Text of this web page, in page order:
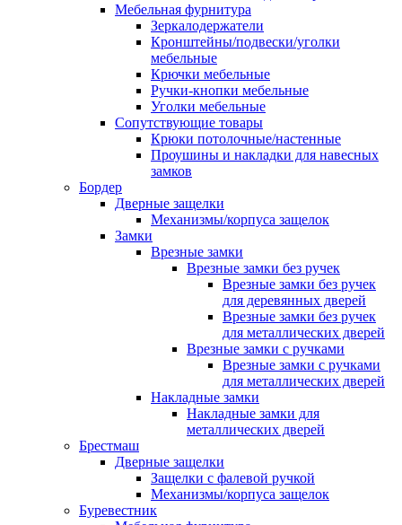
Мебельная фурнитура
Зеркалодержатели
Кронштейны/подвески/уголки
мебельные
Крючки мебельные
Ручки-кнопки мебельные
Уголки мебельные
Сопутствующие товары
Крюки потолочные/настенные
Проушины и накладки для навесных
замков
Бордер
Дверные защелки
Механизмы/корпуса защелок
Замки
Врезные замки
Врезные замки без ручек
Врезные замки без ручек
для деревянных дверей
Врезные замки без ручек
для металлических дверей
Врезные замки с ручками
Врезные замки с ручками
для металлических дверей
Накладные замки
Накладные замки для
металлических дверей
Брестмаш
Дверные защелки
Защелки с фалевой ручкой
Механизмы/корпуса защелок
Буревестник